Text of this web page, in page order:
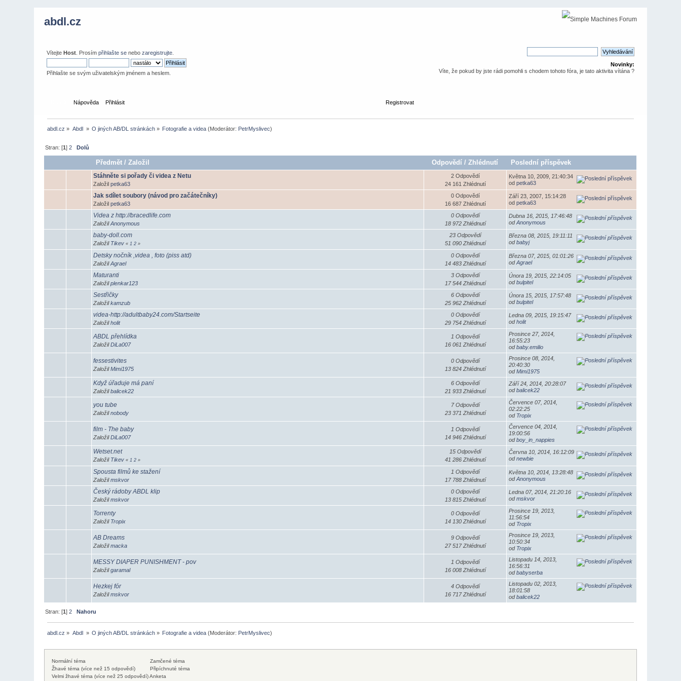
abdl.cz
VítejteHost . Prosímpřihlašte se nebozaregistrujte
Přihlašte se svým uživatelským jménem a heslem.
Novinky:
Víte, že pokud by jste rádi pomohli s chodem tohoto fóra, je tato aktivita vítána ?
Nápověda Přihlásit Registrovat
abdl.cz » Abdl » O jiných AB/DL stránkách » Fotografie a videa (Moderátor: PetrMyslivec)
Stran: [1]2 Dolů
Předmět /Založil Odpovědí /Zhlédnutí Poslední příspěvek
Stáhněte si pořady či videa z Netu
Založilpetka63
2 Odpovědí
24 161 Zhlédnutí
Května 10, 2009, 21:40:34
odpetka63
Jak sdílet soubory (návod pro začátečníky)
Založilpetka63
0 Odpovědí
16 687 Zhlédnutí
Září 23, 2007, 15:14:28
odpetka63
Videa z http://bracedlife.com
ZaložilAnonymous
0 Odpovědí
18 972 Zhlédnutí
Dubna 16, 2015, 17:46:48
odAnonymous
baby-doll.com
Založil Tikev « 1 2 »
23 Odpovědí
51 090 Zhlédnutí
Března 08, 2015, 19:11:11
odbabyj
Detsky nočník ,videa , foto (piss atd)
ZaložilAgrael
0 Odpovědí
14 483 Zhlédnutí
Března 07, 2015, 01:01:26
odAgrael
Maturanti
Založilplenkar123
3 Odpovědí
17 544 Zhlédnutí
Února 19, 2015, 22:14:05
odbulpitel
Sestřičky
Založilkamzub
6 Odpovědí
25 962 Zhlédnutí
Února 15, 2015, 17:57:48
odbulpitel
videa-http://adultbaby24.com/Startseite
Založilholit
0 Odpovědí
29 754 Zhlédnutí
Ledna 09, 2015, 19:15:47
odholit
ABDL přehlídka
ZaložilDiLa007
1 Odpovědí
16 061 Zhlédnutí
Prosince 27, 2014,
16:55:23
odbaby.emilio
fessestivites
ZaložilMimi1975
0 Odpovědí
13 824 Zhlédnutí
Prosince 08, 2014,
20:40:30
odMimi1975
Když úřaduje má paní
Založilbalicek22
6 Odpovědí
21 933 Zhlédnutí
Září 24, 2014, 20:28:07
odbalicek22
you tube
Založilnobody
7 Odpovědí
23 371 Zhlédnutí
Července 07, 2014,
02:22:25
od Tropix
film - The baby
ZaložilDiLa007
1 Odpovědí
14 946 Zhlédnutí
Července 04, 2014,
19:00:56
odboy_in_nappies
Wetset.net
Založil Tikev « 1 2 »
15 Odpovědí
41 286 Zhlédnutí
Června 10, 2014, 16:12:09
odnewbie
Spousta filmů ke stažení
Založilmskvor
1 Odpovědí
17 788 Zhlédnutí
Května 10, 2014, 13:28:48
odAnonymous
Český rádoby ABDL klip
Založilmskvor
0 Odpovědí
13 815 Zhlédnutí
Ledna 07, 2014, 21:20:16
odmskvor
Torrenty
Založil Tropix
0 Odpovědí
14 130 Zhlédnutí
Prosince 19, 2013,
11:56:54
od Tropix
AB Dreams
Založilmacka
9 Odpovědí
27 517 Zhlédnutí
Prosince 19, 2013,
10:50:34
od Tropix
MESSY DIAPER PUNISHMENT - pov
Založilgaramal
1 Odpovědí
16 008 Zhlédnutí
Listopadu 14, 2013,
16:56:31
odbabyserba
Hezkej fór
Založilmskvor
4 Odpovědí
16 717 Zhlédnutí
Listopadu 02, 2013,
18:01:58
odbalicek22
Stran: [1]2 Nahoru
abdl.cz » Abdl » O jiných AB/DL stránkách » Fotografie a videa (Moderátor: PetrMyslivec)
Normální téma
Žhavé téma (více než 15 odpovědí)
Velmi žhavé téma (více než 25 odpovědí)
Zamčené téma
Připíchnuté téma
Anketa